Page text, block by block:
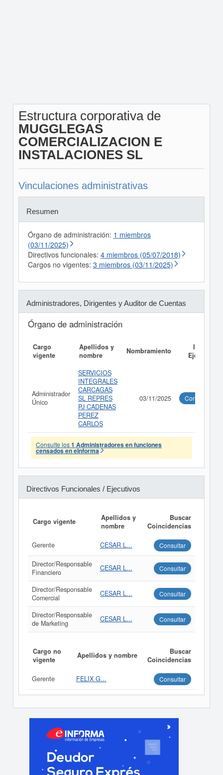
Estructura corporativa de
MUGGLEGAS
COMERCIALIZACION E
INSTALACIONES SL
Vinculaciones administrativas
Resumen
Órgano de administración: 1 miembros
(03/11/2025)
Directivos funcionales: 4 miembros (05/07/2018)
Cargos no vigentes: 3 miembros (03/11/2025)
Administradores, Dirigentes y Auditor de Cuentas
Órgano de administración
Cargo
vigente
Apellidos y
nombre
Nombramiento
Informe
Ejecutivo
Administrador
Único
SERVICIOS
INTEGRALES
CARCAGAS
SL REPRES
PJ CADENAS
PEREZ
CARLOS
03/11/2025 Consultar
Consulte los1 Administradores en funciones
censados en eInforma
Directivos Funcionales / Ejecutivos
Cargo vigente
Apellidos y
nombre
Buscar
Coincidencias
Gerente CESAR L... Consultar
Director/Responsable
Financiero
CESAR L... Consultar
Director/Responsable
Comercial
CESAR L... Consultar
Director/Responsable
de Marketing
CESAR L... Consultar
Cargo no
vigente
Apellidos y nombre
Buscar
Coincidencias
Gerente FELIX G... Consultar